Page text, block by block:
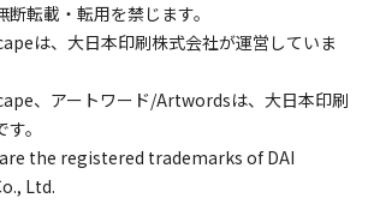
転載・転用を禁じます。
は、大日本印刷株式会社が運営していま
、アートワード/Artwordsは、大日本印刷
。
the registered trademarks of DAI
Ltd.